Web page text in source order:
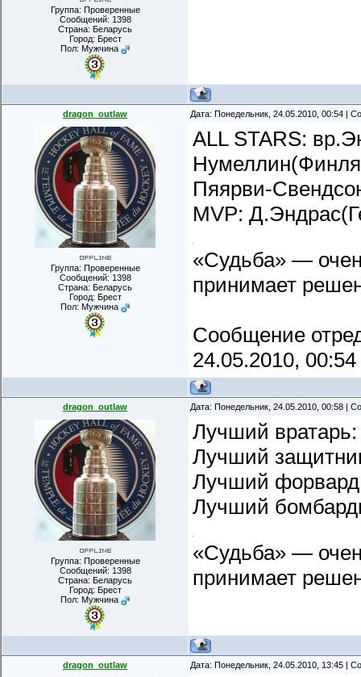
Группа: Проверенные
Сообщений: 1398
Страна: Беларусь
Город: Брест
Пол: Мужчина
dragon_outlaw Дата: Понедельник, 24.05.2010, 00:54 |
Группа: Проверенные
Сообщений: 1398
Страна: Беларусь
Город: Брест
Пол: Мужчина
ALL STARS:
Пяярви-
MVP:
«Судьба» —
принимает
Сообщение
24.05.2010, 00:54
dragon_outlaw Дата: Понедельник, 24.05.2010, 00:58 |
Группа: Проверенные
Сообщений: 1398
Страна: Беларусь
Город: Брест
Пол: Мужчина
Лучший
Лучший
Лучший
Лучший
«Судьба» —
принимает
dragon_outlaw Дата: Понедельник, 24.05.2010, 13:45 |